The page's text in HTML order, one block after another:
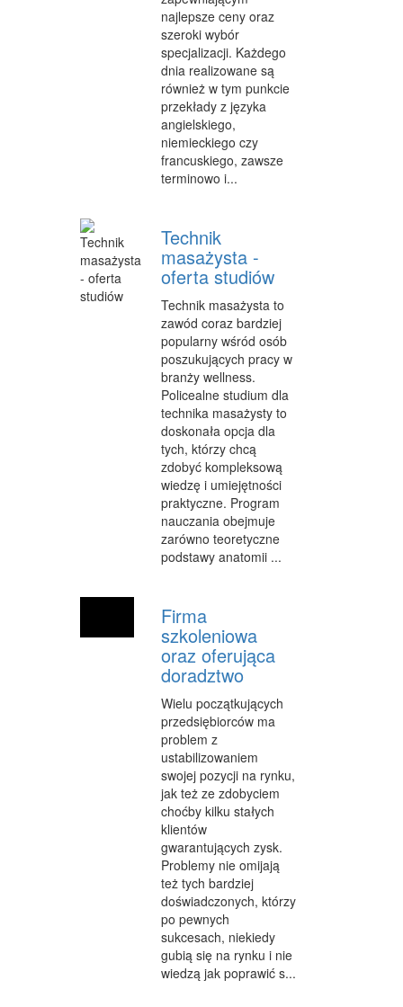
MATERIAŁY REKLAMOWE
INNE AGENCJE
WIGOR
IMPREZY INTEGRACYJNE
HOBBY
PRODUKCJA
INFORMATYCZNE
RESTAURACJE, CATERING
FOTOGRAFIA
ADWOKACI, PORADY PRAWNE
SPRZĄTANIE, PORZĄDKOWANIE
SERWIS
OPIEKA
INNE USŁUGI
KURIER, PRZESYŁKI
HOTELE I NOCLEGI
PODRÓŻE
ZDROWIE
DIETETYKA, ODCHUDZANIE
KOSMETYKI
LECZENIE
SALONY KOSMETYCZNE
SPRZĘT MEDYCZNY
WEB
OPROGRAMOWANIE
KONTAKT
najlepsze ceny oraz
szeroki wybór
specjalizacji. Każdego
dnia realizowane są
również w tym punkcie
przekłady z języka
angielskiego,
niemieckiego czy
francuskiego, zawsze
terminowo i...
Technik
masażysta -
oferta studiów
Technik masażysta to
zawód coraz bardziej
popularny wśród osób
poszukujących pracy w
branży wellness.
Policealne studium dla
technika masażysty to
doskonała opcja dla
tych, którzy chcą
zdobyć kompleksową
wiedzę i umiejętności
praktyczne. Program
nauczania obejmuje
zarówno teoretyczne
podstawy anatomii ...
Firma
szkoleniowa
oraz oferująca
doradztwo
Wielu początkujących
przedsiębiorców ma
problem z
ustabilizowaniem
swojej pozycji na rynku,
jak też ze zdobyciem
choćby kilku stałych
klientów
gwarantujących zysk.
Problemy nie omijają
też tych bardziej
doświadczonych, którzy
po pewnych
sukcesach, niekiedy
gubią się na rynku i nie
wiedzą jak poprawić s...